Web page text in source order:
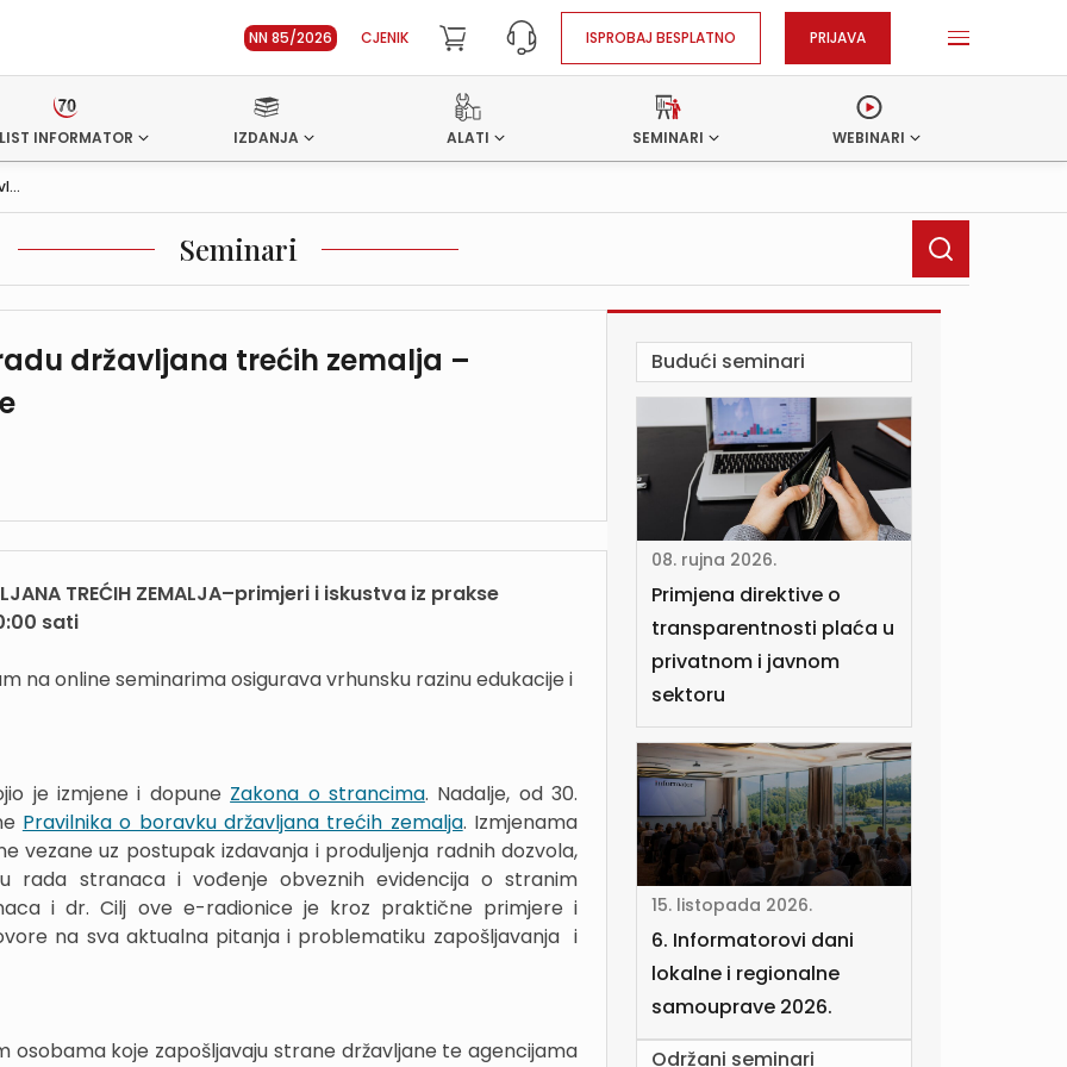
NN 85/2026 CJENIK ISPROBAJ BESPLATNO PRIJAVA
INFORMATOR IZDANJA ALATI SEMINARI WEBINARI
Seminari
državljana trećih zemalja –
TREĆIH ZEMALJA–primjeri i iskustva iz prakse
sati
na online seminarima osigurava vrhunsku razinu edukacije i
je izmjene i dopune Zakona o strancima. Nadalje, od 30.
Pravilnika o boravku državljana trećih zemalja. Izmjenama
vezane uz postupak izdavanja i produljenja radnih dozvola,
rada stranaca i vođenje obveznih evidencija o stranim
i dr. Cilj ove e-radionice je kroz praktične primjere i
na sva aktualna pitanja i problematiku zapošljavanja i
osobama koje zapošljavaju strane državljane te agencijama
Budući seminari
08. rujna 2026.
Primjena direktive o
transparentnosti plaća u
privatnom i javnom
sektoru
15. listopada 2026.
6. Informatorovi dani
lokalne i regionalne
samouprave 2026.
Održani seminari